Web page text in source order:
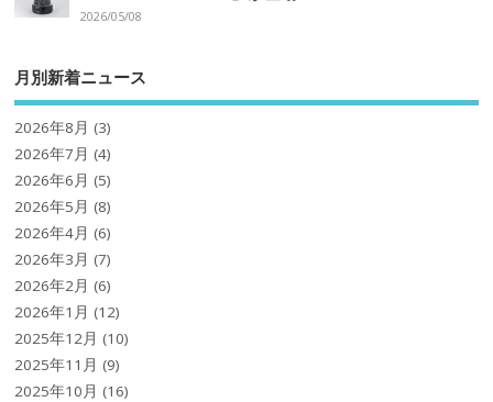
2026/05/08
月別新着ニュース
2026年8月 (3)
2026年7月 (4)
2026年6月 (5)
2026年5月 (8)
2026年4月 (6)
2026年3月 (7)
2026年2月 (6)
2026年1月 (12)
2025年12月 (10)
2025年11月 (9)
2025年10月 (16)